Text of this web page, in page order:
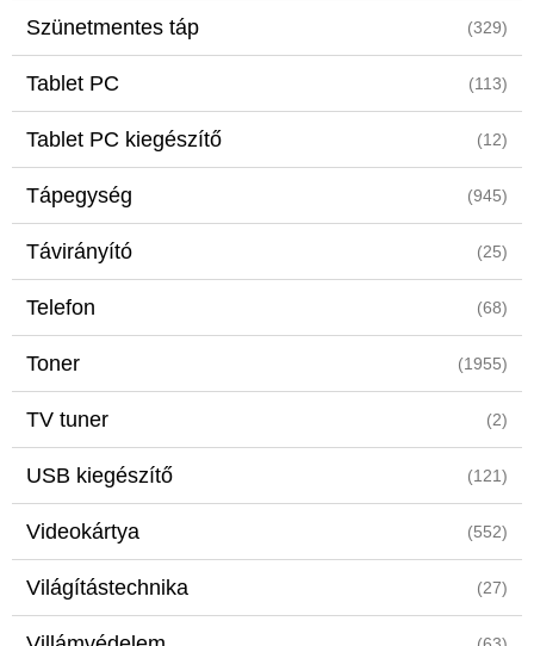
Szünetmentes táp (329)
Tablet PC (113)
Tablet PC kiegészítő (12)
Tápegység (945)
Távirányító (25)
Telefon (68)
Toner (1955)
TV tuner (2)
USB kiegészítő (121)
Videokártya (552)
Világítástechnika (27)